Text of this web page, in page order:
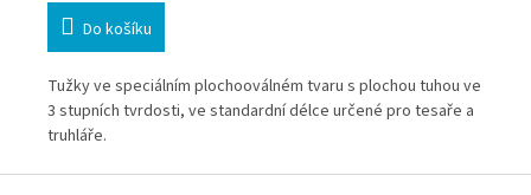
Do košíku
Tužky ve speciálním plochooválném tvaru s plochou tuhou ve
3 stupních tvrdosti, ve standardní délce určené pro tesaře a
truhláře.